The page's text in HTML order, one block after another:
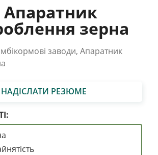
Апаратник
зерна
заводи, Апаратник
НАДІСЛАТИ РЕЗЮМЕ